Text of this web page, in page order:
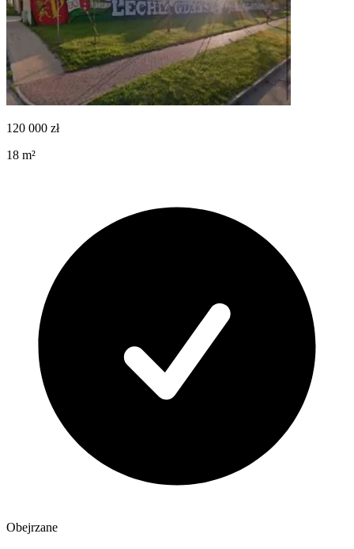
120 000 zł
18 m²
Obejrzane